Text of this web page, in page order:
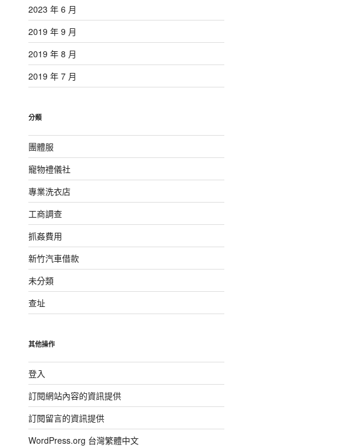
2023 年 6 月
2019 年 9 月
2019 年 8 月
2019 年 7 月
分類
團體服
寵物禮儀社
專業洗衣店
工商調查
抓姦費用
新竹汽車借款
未分類
查址
其他操作
登入
訂閱網站內容的資訊提供
訂閱留言的資訊提供
WordPress.org 台灣繁體中文